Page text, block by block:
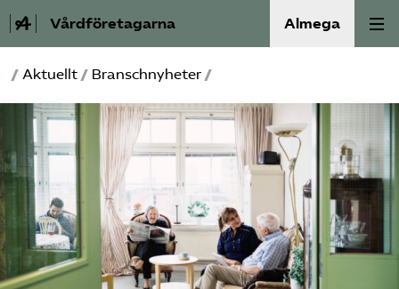
Vårdföretagarna Almega
Välfärdskriminalitet
Valmanifest
Medlemskap
Aktiviteter
Våra frågor
/ Aktuellt / Branschnyheter /